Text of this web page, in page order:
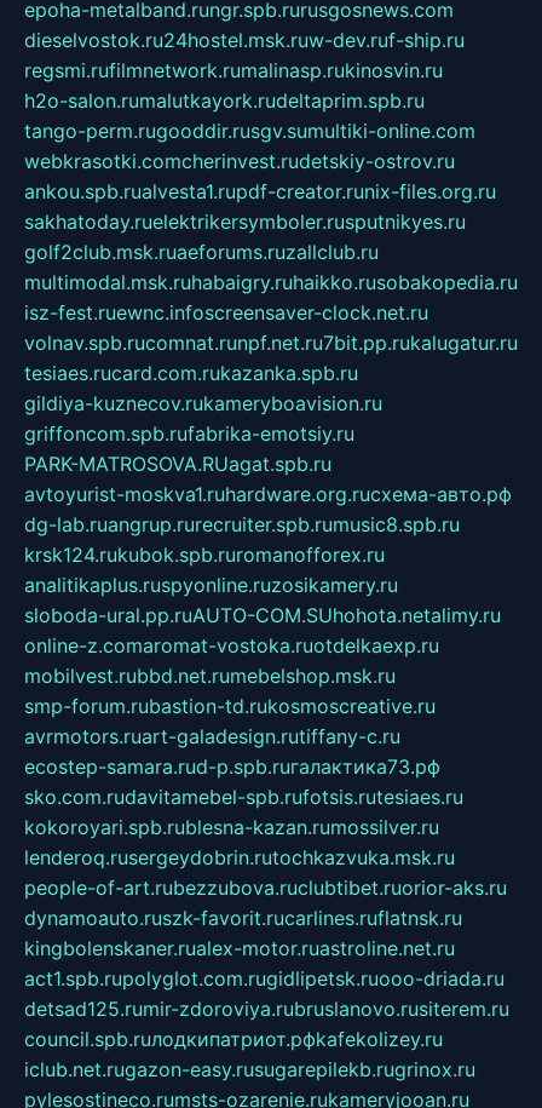
epoha-metalband.rungr.spb.rurusgosnews.com
dieselvostok.ru24hostel.msk.ruw-dev.ruf-ship.ru
regsmi.rufilmnetwork.rumalinasp.rukinosvin.ru
h2o-salon.rumalutkayork.rudeltaprim.spb.ru
tango-perm.rugooddir.rusgv.sumultiki-online.com
webkrasotki.comcherinvest.rudetskiy-ostrov.ru
ankou.spb.rualvesta1.rupdf-creator.runix-files.org.ru
sakhatoday.ruelektrikersymboler.rusputnikyes.ru
golf2club.msk.ruaeforums.ruzallclub.ru
multimodal.msk.ruhabaigry.ruhaikko.rusobakopedia.ru
isz-fest.ruewnc.infoscreensaver-clock.net.ru
volnav.spb.rucomnat.runpf.net.ru7bit.pp.rukalugatur.ru
tesiaes.rucard.com.rukazanka.spb.ru
gildiya-kuznecov.rukameryboavision.ru
griffoncom.spb.rufabrika-emotsiy.ru
PARK-MATROSOVA.RUagat.spb.ru
avtoyurist-moskva1.ruhardware.org.ruсхема-авто.рф
dg-lab.ruangrup.rurecruiter.spb.rumusic8.spb.ru
krsk124.rukubok.spb.ruromanofforex.ru
analitikaplus.ruspyonline.ruzosikamery.ru
sloboda-ural.pp.ruAUTO-COM.SUhohota.netalimy.ru
online-z.comaromat-vostoka.ruotdelkaexp.ru
mobilvest.rubbd.net.rumebelshop.msk.ru
smp-forum.rubastion-td.rukosmoscreative.ru
avrmotors.ruart-galadesign.rutiffany-c.ru
ecostep-samara.rud-p.spb.ruгалактика73.рф
sko.com.rudavitamebel-spb.rufotsis.rutesiaes.ru
kokoroyari.spb.rublesna-kazan.rumossilver.ru
lenderoq.rusergeydobrin.rutochkazvuka.msk.ru
people-of-art.rubezzubova.ruclubtibet.ruorior-aks.ru
dynamoauto.ruszk-favorit.rucarlines.ruflatnsk.ru
kingbolenskaner.rualex-motor.ruastroline.net.ru
act1.spb.rupolyglot.com.rugidlipetsk.ruooo-driada.ru
detsad125.rumir-zdoroviya.rubruslanovo.rusiterem.ru
council.spb.ruлодкипатриот.рфkafekolizey.ru
iclub.net.rugazon-easy.rusugarepilekb.rugrinox.ru
pylesostineco.rumsts-ozarenie.rukameryjooan.ru